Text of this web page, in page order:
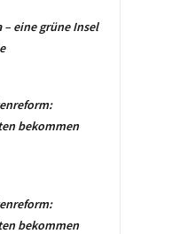
– eine grüne Insel
bekommen
bekommen